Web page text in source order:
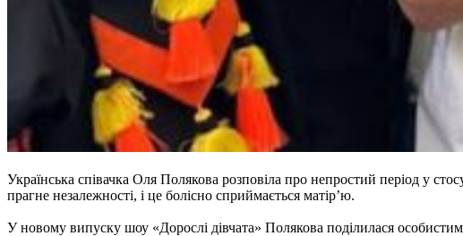
Українська співачка Оля Полякова розповіла про непростий період у
прагне незалежності, і це болісно сприймається матір’ю.
У новому випуску шоу «Дорослі дівчата» Полякова поділилася